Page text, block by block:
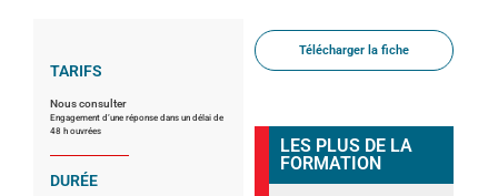
TARIFS
Nous consulter
Engagement d’une réponse dans un délai de
48 h ouvrées
DURÉE
Télécharger la fiche
LES PLUS DE LA
FORMATION